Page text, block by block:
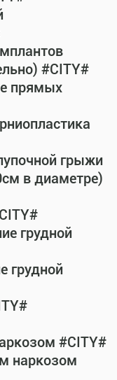
#CITY#
прямых
грыжи
в диаметре)
грудной
грудной
#CITY#
наркозом